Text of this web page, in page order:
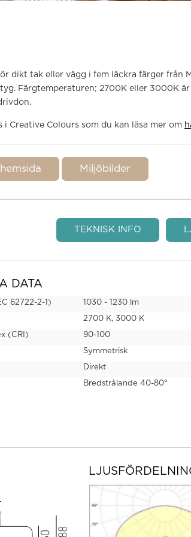
dikt tak eller vägg i fem läckra färger från
Färgtemperaturen; 2700K eller 3000K
i Creative Colours som du kan läsa mer om
Miljöbilder
TEKNISK INFO
DATA
62722-2-1) 1030 - 1230 lm
2700 K, 3000 K
(CRI) 90-100
Symmetrisk
Direkt
Bredstrålande 40-80°